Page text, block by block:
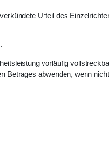
Urteil des
vorläufig
Betrages abwenden, wenn